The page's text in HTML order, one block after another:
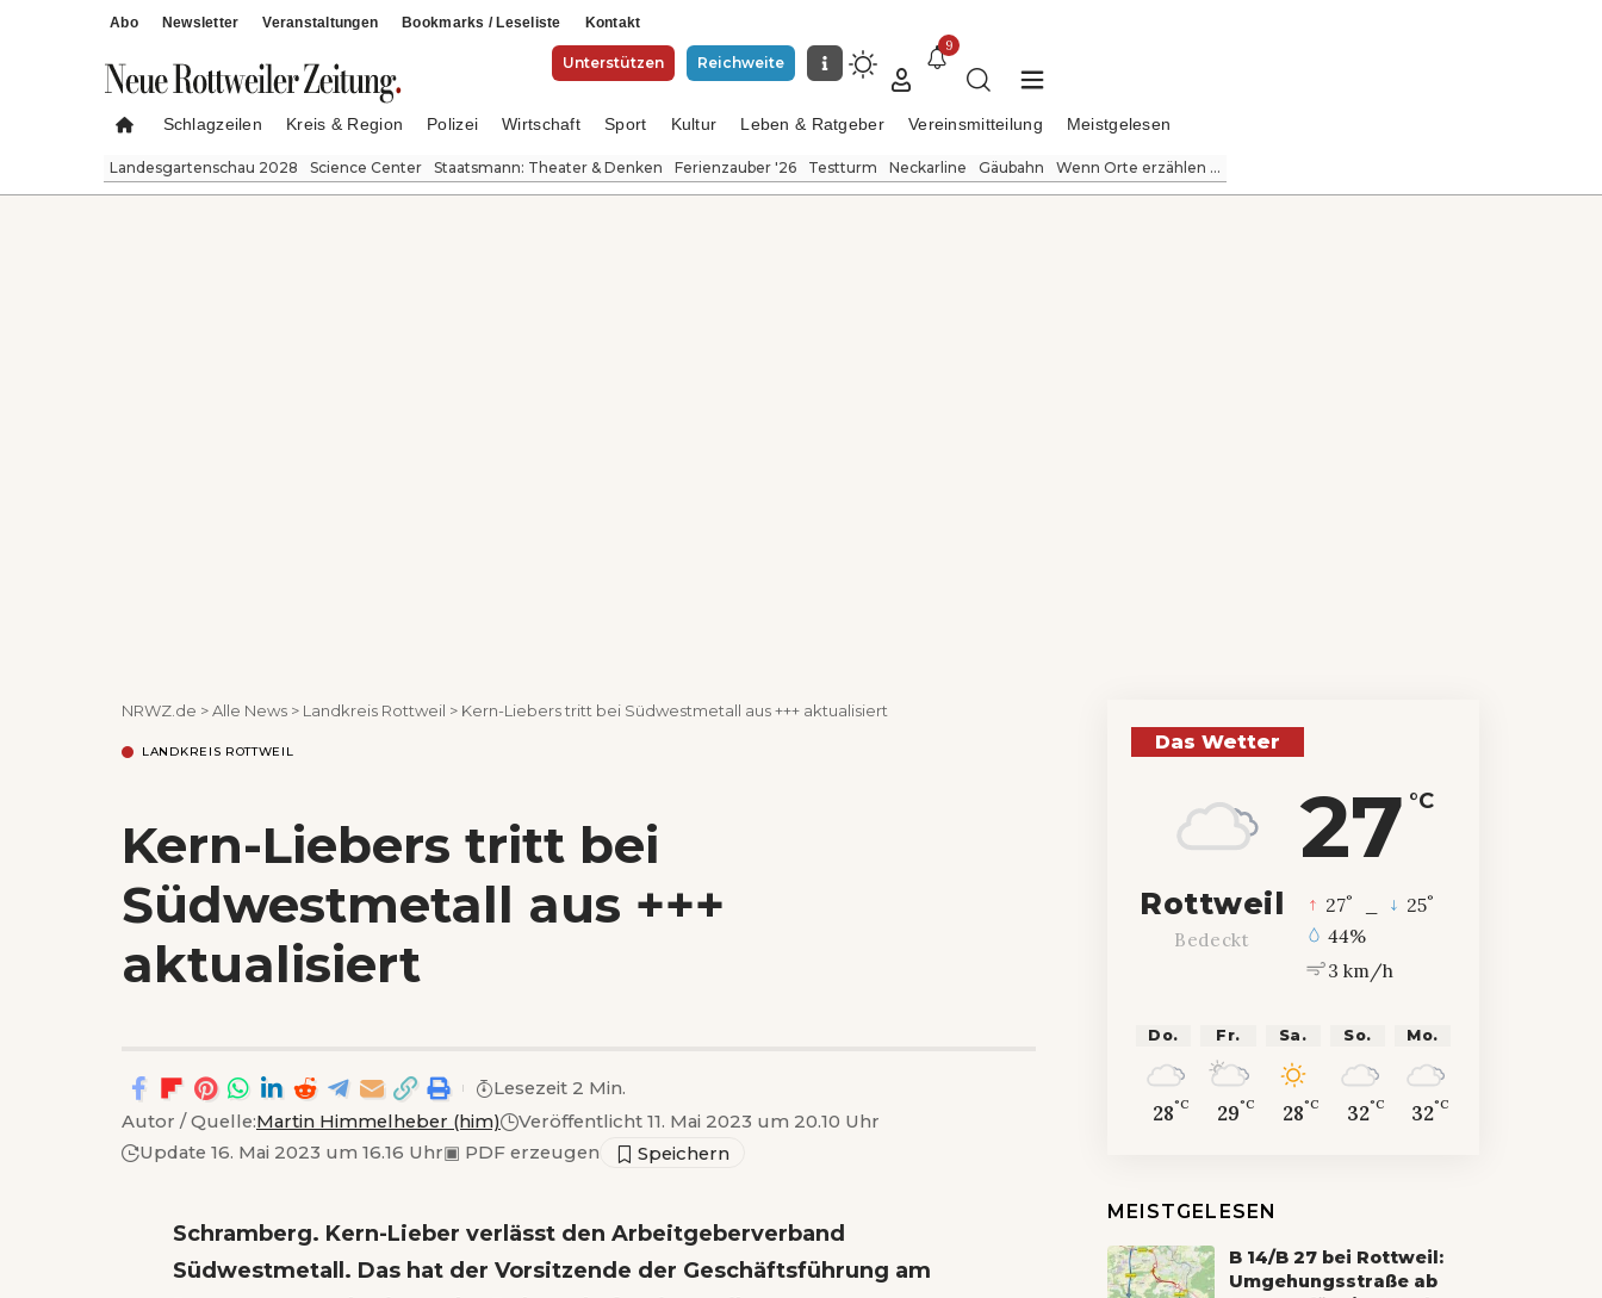
Abo Newsletter Veranstaltungen Bookmarks / Leseliste Kontakt
Unterstützen Reichweite
9
Schlagzeilen Kreis & Region Polizei Wirtschaft Sport Kultur Leben & Ratgeber Vereinsmitteilung Meistgelesen
Landesgartenschau 2028 Science Center Staatsmann: Theater & Denken Ferienzauber '26 Testturm Neckarline Gäubahn Wenn Orte erzählen ...
NRWZ.de >Alle News > Landkreis Rottweil > Kern-Liebers tritt bei Südwestmetall aus +++ aktualisiert
LANDKREIS ROTTWEIL
Kern-Liebers tritt bei
Südwestmetall aus +++
aktualisiert
Autor / Quelle:Martin Himmelheber (him)
Veröffentlicht 11. Mai 2023 um 20.10 Uhr
Update 16. Mai 2023 um 16.16 Uhr▣ PDF erzeugen
Lesezeit 2 Min.
Schramberg. Kern-Lieber verlässt den Arbeitgeberverband
Südwestmetall. Das hat der Vorsitzende der Geschäftsführung am
Das Wetter
27 °C
Rottweil
Bedeckt
27° 25°
44%
3 km/h
Do.
28°C
Fr.
29°C
Sa.
28°C
So.
32°C
Mo.
32°C
MEISTGELESEN
B 14/B 27 bei Rottweil:
Umgehungsstraße ab